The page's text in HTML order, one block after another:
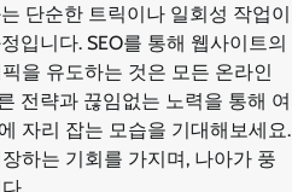
단순한 트릭이나 일회성 작업이
입니다. SEO를 통해 웹사이트의
을 유도하는 것은 모든 온라인
전략과 끊임없는 노력을 통해 여
자리 잡는 모습을 기대해보세요.
하는 기회를 가지며, 나아가 풍